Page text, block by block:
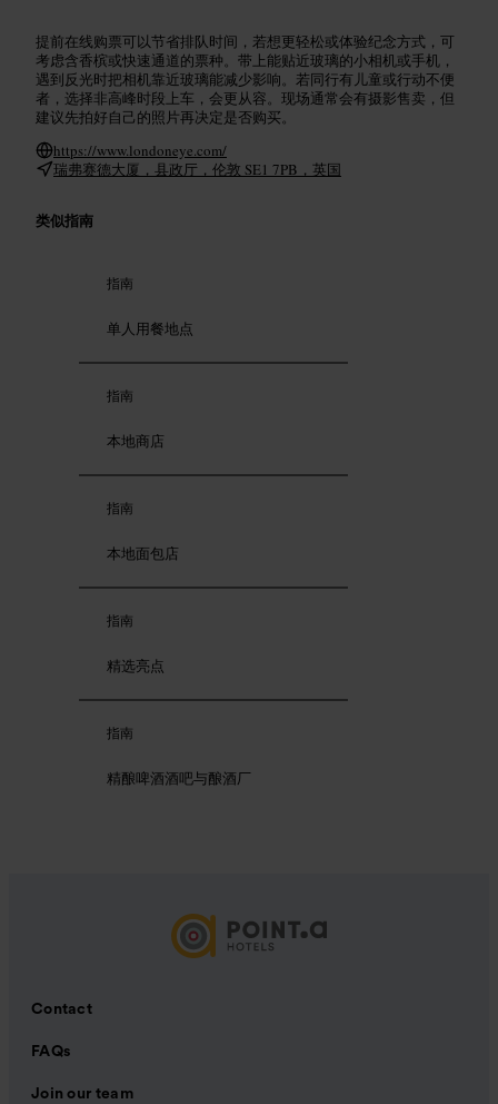
提前在线购票可以节省排队时间，若想更轻松或体验纪念方式，可
考虑含香槟或快速通道的票种。带上能贴近玻璃的小相机或手机，
遇到反光时把相机靠近玻璃能减少影响。若同行有儿童或行动不便
者，选择非高峰时段上车，会更从容。现场通常会有摄影售卖，但
建议先拍好自己的照片再决定是否购买。
https://www.londoneye.com/
瑞弗赛德大厦，县政厅，伦敦 SE1 7PB，英国
类似指南
指南
单人用餐地点
指南
本地商店
指南
本地面包店
指南
精选亮点
指南
精酿啤酒酒吧与酿酒厂
Contact
FAQs
Join our team